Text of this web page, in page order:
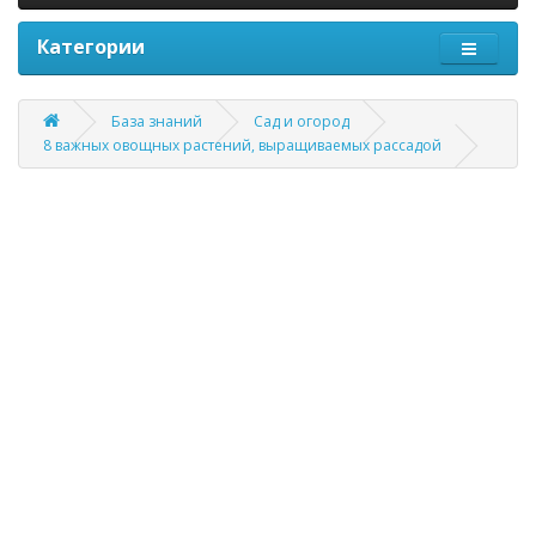
Категории
База знаний
Сад и огород
8 важных овощных растений, выращиваемых рассадой